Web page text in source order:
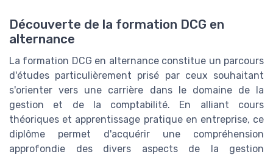
Découverte de la formation DCG en
alternance
La formation DCG en alternance constitue un parcours
d'études particulièrement prisé par ceux souhaitant
s'orienter vers une carrière dans le domaine de la
gestion et de la comptabilité. En alliant cours
théoriques et apprentissage pratique en entreprise, ce
diplôme permet d'acquérir une compréhension
approfondie des divers aspects de la gestion